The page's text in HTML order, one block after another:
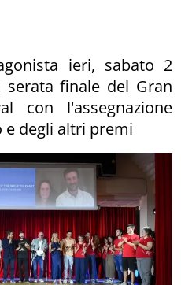
ieri, sabato 2
serata finale del Gran
con l'assegnazione
e degli altri premi